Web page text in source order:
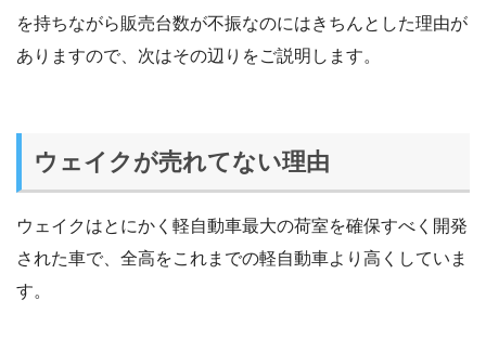
を持ちながら販売台数が不振なのにはきちんとした理由が
ありますので、次はその辺りをご説明します。
ウェイクが売れてない理由
ウェイクはとにかく軽自動車最大の荷室を確保すべく開発
された車で、全高をこれまでの軽自動車より高くしていま
す。